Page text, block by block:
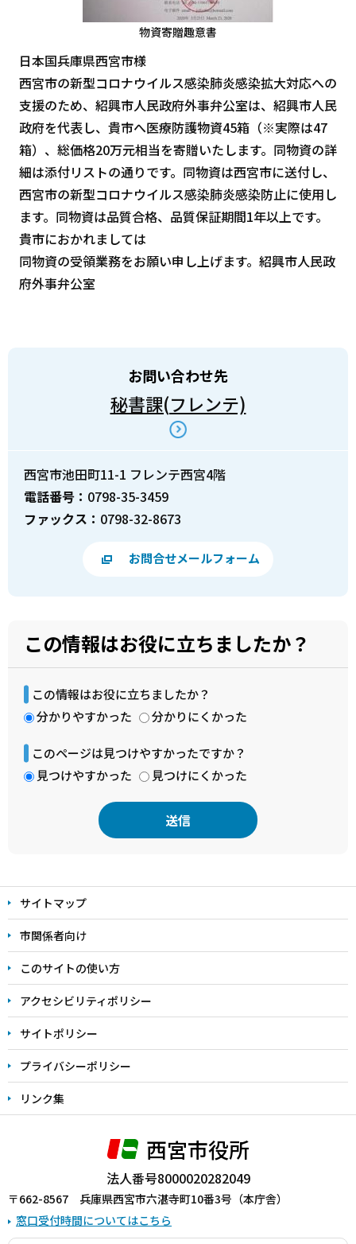
物資寄贈趣意書
日本国兵庫県西宮市様
西宮市の新型コロナウイルス感染肺炎感染拡大対応への
支援のため、紹興市人民政府外事弁公室は、紹興市人民
政府を代表し、貴市へ医療防護物資45箱（※実際は47
箱）、総価格20万元相当を寄贈いたします。同物資の詳
細は添付リストの通りです。同物資は西宮市に送付し、
西宮市の新型コロナウイルス感染肺炎感染防止に使用し
ます。同物資は品質合格、品質保証期間1年以上です。
貴市におかれましては
同物資の受領業務をお願い申し上げます。紹興市人民政
府外事弁公室
お問い合わせ先
秘書課(フレンテ)
西宮市池田町11-1 フレンテ西宮4階
電話番号： 0798-35-3459
ファックス： 0798-32-8673
お問合せメールフォーム
この情報はお役に立ちましたか？
この情報はお役に立ちましたか？
分かりやすかった
分かりにくかった
このページは見つけやすかったですか？
見つけやすかった
見つけにくかった
文
こ
こ
ま
で
サイトマップ
市関係者向け
このサイトの使い方
アクセシビリティポリシー
サイトポリシー
プライバシーポリシー
リンク集
西宮市役所
法人番号8000020282049
〒662-8567 兵庫県西宮市六湛寺町10番3号（本庁舎）
窓口受付時間についてはこちら